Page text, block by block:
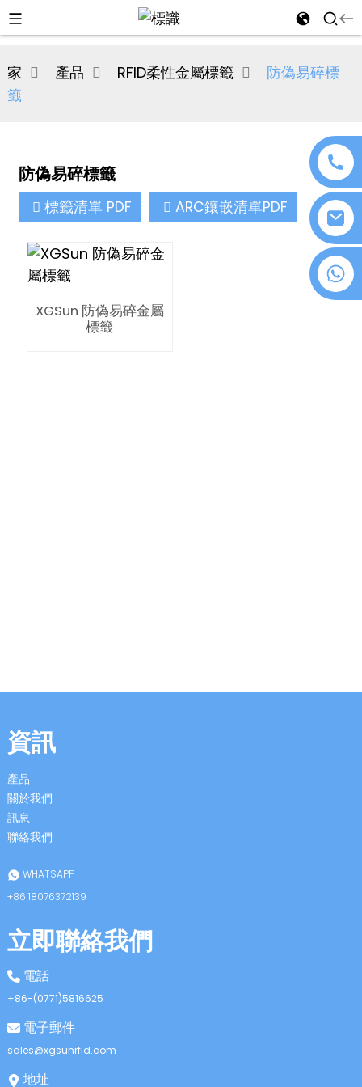
家 產品 RFID柔性金屬標籤
防偽易碎標
籤
防偽易碎標籤
標籤清單 PDF ARC鑲嵌清單PDF
XGSun 防偽易碎金屬
標籤
資訊
產品
關於我們
訊息
聯絡我們
WHATSAPP
+86 18076372139
立即聯絡我們
電話
+86-(0771)5816625
電子郵件
sales@xgsunrfid.com
地址